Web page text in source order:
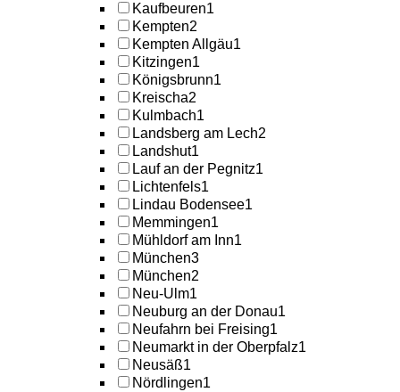
Kaufbeuren1
Kempten2
Kempten Allgäu1
Kitzingen1
Königsbrunn1
Kreischa2
Kulmbach1
Landsberg am Lech2
Landshut1
Lauf an der Pegnitz1
Lichtenfels1
Lindau Bodensee1
Memmingen1
Mühldorf am Inn1
München3
München2
Neu-Ulm1
Neuburg an der Donau1
Neufahrn bei Freising1
Neumarkt in der Oberpfalz1
Neusäß1
Nördlingen1